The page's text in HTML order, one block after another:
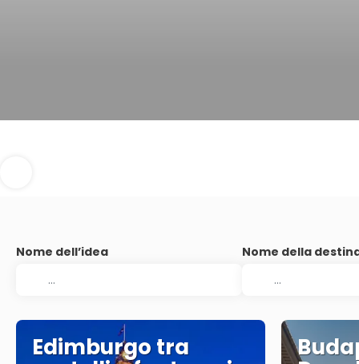
Nome dell’idea Nome della
Edimburgo tra